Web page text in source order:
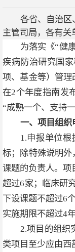
各省、自治区
主管司局，各有关
为落实《“健
疾病防治研究国
项、基金等）管
在2个年度指南发
“成熟一个、支持
一、项目组织
1.申报单位
标；除特殊说明
课题的负责人。项
超过6家；临床研
下设课题不超过6
实施期限不超过4
2.项目的组织
类项目至少应由